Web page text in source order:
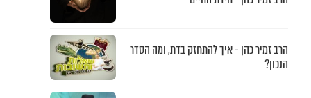
הרב זמיר כהן - איך להתחזק בדת, ומה הסדר
הנכון?